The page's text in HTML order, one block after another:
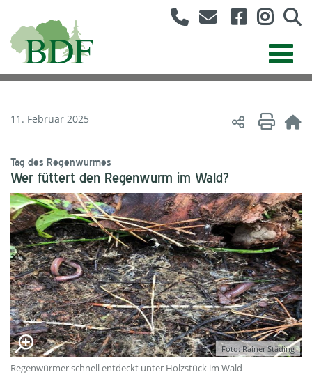
11. Februar 2025
Tag des Regenwurmes
Wer füttert den Regenwurm im Wald?
Foto: Rainer Städing
Regenwürmer schnell entdeckt unter Holzstück im Wald